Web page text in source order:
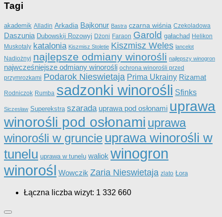
Tagi
akademik Alladin Arkadia Bajkonur Bastra czarna wiśnia Czekoladowa
Daszunia Dubowskij Rozowyj Dżoni Faraon Garold gałachad Helikon
Muskotaly katalonia Kiszmisz Stoletie Kiszmisz Weles lancelot
Nadiożnyj najlepsze odmiany winorośli najlepszy winogron
najwcześniejsze odmiany winorośli ochrona winorośli przed
przymrozkami Podarok Nieswietaja Prima Ukrainy Rizamat
Rodniczok Rumba sadzonki winorośli Sfinks
Siczesław Superekstra szarada uprawa pod osłonami uprawa
winorośli pod osłonami uprawa
winorośli w gruncieuprawa winorośli w
tunelu uprawa w tunelu waliok winogron
winorośl Wowczik Zaria Nieswietaja zlato Łora
Łączna liczba wizyt: 1 332 660